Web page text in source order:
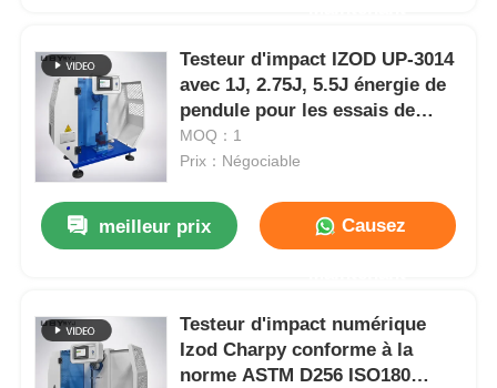
Testeur d'impact IZOD UP-3014
avec 1J, 2.75J, 5.5J énergie de
pendule pour les essais de
plastique et de caoutchouc
conforme à la norme ISO179-
MOQ：1
Prix：Négociable
meilleur prix Causez
Testeur d'impact numérique
Izod Charpy conforme à la
norme ASTM D256 ISO180